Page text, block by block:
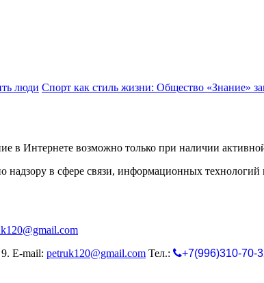
люди Спорт как стиль жизни: Общество «Знание»
в Интернете возможно только при наличии
надзору в сфере связи, информационных
E-mail: petruk120@gmail.com Тел.: +7(996)310-70-